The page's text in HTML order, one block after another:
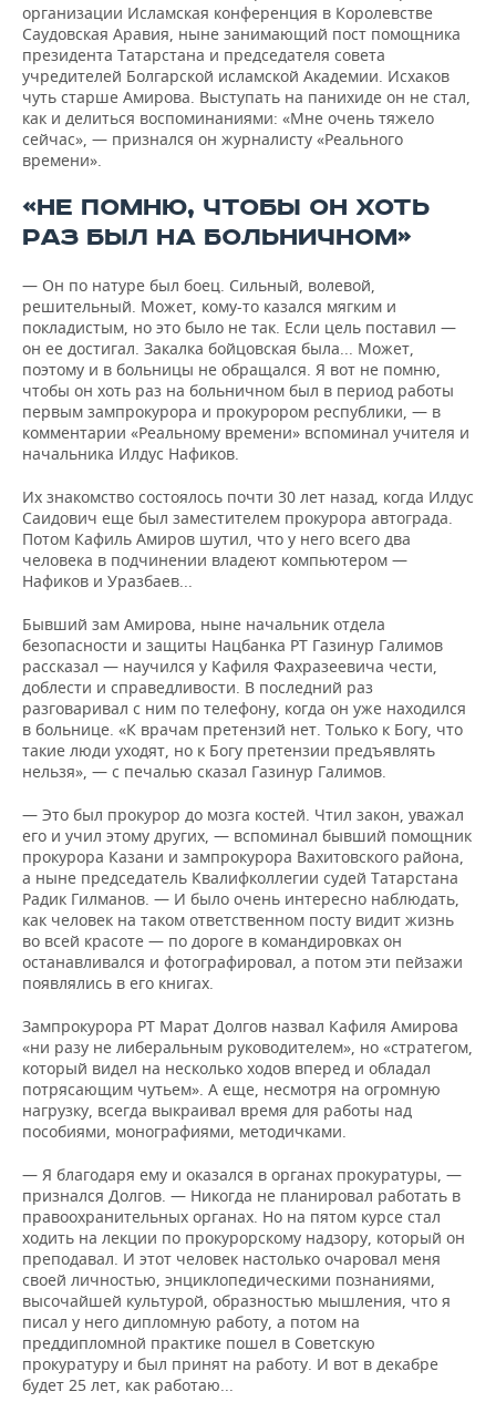
организации Исламская конференция в Королевстве
Саудовская Аравия, ныне занимающий пост помощника
президента Татарстана и председателя совета
учредителей Болгарской исламской Академии. Исхаков
чуть старше Амирова. Выступать на панихиде он не стал,
как и делиться воспоминаниями: «Мне очень тяжело
сейчас», — признался он журналисту «Реального
времени».
«НЕ ПОМНЮ, ЧТОБЫ ОН ХОТЬ
РАЗ БЫЛ НА БОЛЬНИЧНОМ»
— Он по натуре был боец. Сильный, волевой,
решительный. Может, кому-то казался мягким и
покладистым, но это было не так. Если цель поставил —
он ее достигал. Закалка бойцовская была... Может,
поэтому и в больницы не обращался. Я вот не помню,
чтобы он хоть раз на больничном был в период работы
первым зампрокурора и прокурором республики, — в
комментарии «Реальному времени» вспоминал учителя и
начальника Илдус Нафиков.
Их знакомство состоялось почти 30 лет назад, когда Илдус
Саидович еще был заместителем прокурора автограда.
Потом Кафиль Амиров шутил, что у него всего два
человека в подчинении владеют компьютером —
Нафиков и Уразбаев...
Бывший зам Амирова, ныне начальник отдела
безопасности и защиты Нацбанка РТ Газинур Галимов
рассказал — научился у Кафиля Фахразеевича чести,
доблести и справедливости. В последний раз
разговаривал с ним по телефону, когда он уже находился
в больнице. «К врачам претензий нет. Только к Богу, что
такие люди уходят, но к Богу претензии предъявлять
нельзя», — с печалью сказал Газинур Галимов.
— Это был прокурор до мозга костей. Чтил закон, уважал
его и учил этому других, — вспоминал бывший помощник
прокурора Казани и зампрокурора Вахитовского района,
а ныне председатель Квалифколлегии судей Татарстана
Радик Гилманов. — И было очень интересно наблюдать,
как человек на таком ответственном посту видит жизнь
во всей красоте — по дороге в командировках он
останавливался и фотографировал, а потом эти пейзажи
появлялись в его книгах.
Зампрокурора РТ Марат Долгов назвал Кафиля Амирова
«ни разу не либеральным руководителем», но «стратегом,
который видел на несколько ходов вперед и обладал
потрясающим чутьем». А еще, несмотря на огромную
нагрузку, всегда выкраивал время для работы над
пособиями, монографиями, методичками.
— Я благодаря ему и оказался в органах прокуратуры, —
признался Долгов. — Никогда не планировал работать в
правоохранительных органах. Но на пятом курсе стал
ходить на лекции по прокурорскому надзору, который он
преподавал. И этот человек настолько очаровал меня
своей личностью, энциклопедическими познаниями,
высочайшей культурой, образностью мышления, что я
писал у него дипломную работу, а потом на
преддипломной практике пошел в Советскую
прокуратуру и был принят на работу. И вот в декабре
будет 25 лет, как работаю...